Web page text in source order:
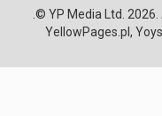
© YP Media Ltd.
YellowPages.pl,